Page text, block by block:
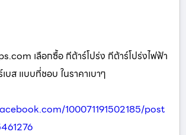
เลือกซื้อ กีต้าร์โปร่ง กีต้าร์โปร่งไฟฟ้า
บส แบบที่ชอบ ในราคาเบาๆ
100071191502185/post